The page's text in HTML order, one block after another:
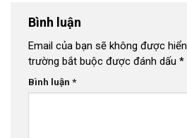
Bình luận
Email của bạn sẽ không được
trường bắt buộc được đánh dấu *
Bình luận *